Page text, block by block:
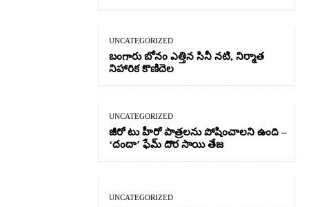
UNCATEGORIZED
బంగారు బోనం ఎత్తిన సినీ నటి, నిర్మాత
నిహారిక కొణిదెల
UNCATEGORIZED
జీరో టు హీరో పాత్రలను పోషించాలని ఉంది –
‘దందా’ ఫేమ్ దొర సాయి తేజ
UNCATEGORIZED